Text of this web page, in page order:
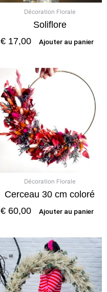
Décoration Florale
Soliflore
€ 17,00 Ajouter au panier
Décoration Florale
Cerceau 30 cm coloré
€ 60,00 Ajouter au panier